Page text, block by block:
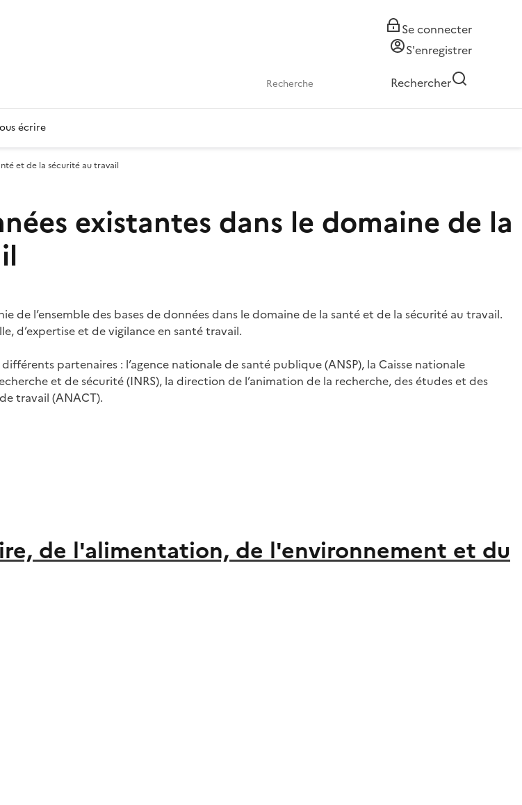
Se connecter
S'enregistrer
Rechercher
écrire
et de la sécurité au travail
existantes dans le domaine de la
de l’ensemble des bases de données dans le domaine de la santé et de la sécurité au travail.
d’expertise et de vigilance en santé travail.
partenaires : l’agence nationale de santé publique (ANSP), la Caisse nationale
et de sécurité (INRS), la direction de l’animation de la recherche, des études et des
travail (ANACT).
de l'alimentation, de l'environnement et du